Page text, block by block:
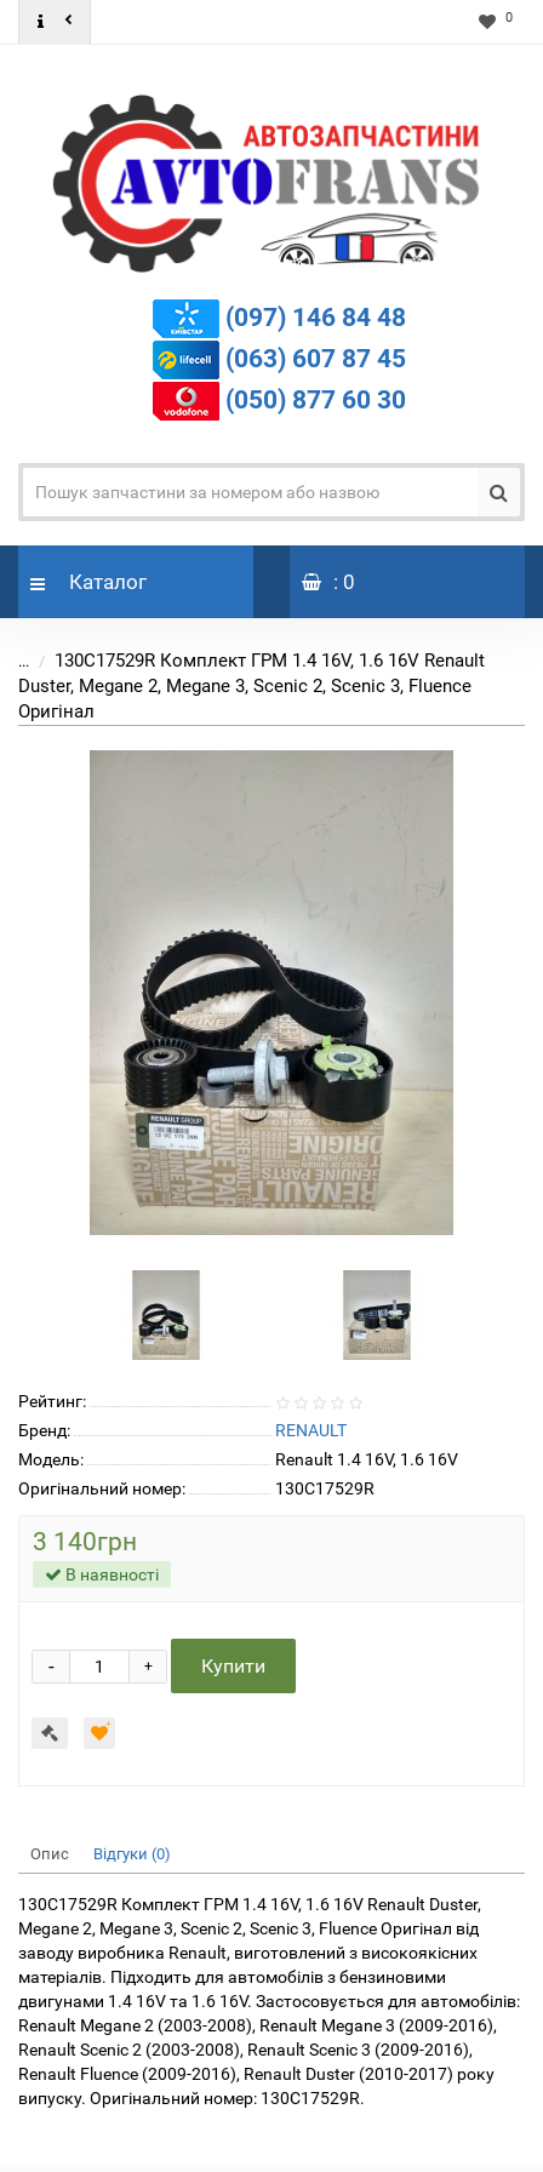
0
(097) 146 84 48
(063) 607 87 45
(050) 877 60 30
Каталог : 0
...
130C17529R Комплект ГРМ 1.4 16V, 1.6 16V Renault
Duster, Megane 2, Megane 3, Scenic 2, Scenic 3, Fluence
Оригінал
Рейтинг:
Бренд:
RENAULT
Модель:
Renault 1.4 16V, 1.6 16V
Оригінальний номер:
130C17529R
3 140грн
В наявності
+
- Купити
Опис Відгуки (0)
130C17529R Комплект ГРМ 1.4 16V, 1.6 16V Renault Duster,
Megane 2, Megane 3, Scenic 2, Scenic 3, Fluence Оригінал від
заводу виробника Renault, виготовлений з високоякісних
матеріалів. Підходить для автомобілів з бензиновими
двигунами 1.4 16V та 1.6 16V. Застосовується для автомобілів:
Renault Megane 2 (2003-2008), Renault Megane 3 (2009-2016),
Renault Scenic 2 (2003-2008), Renault Scenic 3 (2009-2016),
Renault Fluence (2009-2016), Renault Duster (2010-2017) року
випуску. Оригінальний номер: 130C17529R.